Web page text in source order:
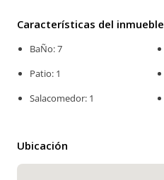
Características del inmueble
BaÑo: 7
Patio: 1
Salacomedor: 1
Ubicación